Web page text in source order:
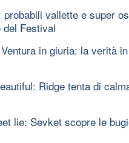
probabili vallette e super
del Festival
in giuria: la verità
Ridge tenta di
lie: Sevket scopre le